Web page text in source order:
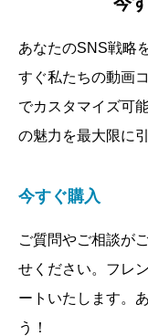
あなたのSNS戦略
すぐ私たちの動画
でカスタマイズ可
の魅力を最大限に
今すぐ購入
ご質問やご相談が
せください。フレ
ートいたします。
う！